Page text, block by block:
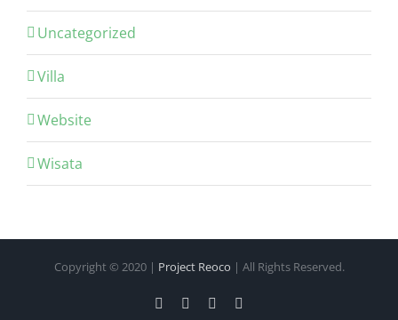
Uncategorized
Villa
Website
Wisata
Copyright © 2020 | Project Reoco | All Rights Reserved.
Facebook
TwitterInstagram